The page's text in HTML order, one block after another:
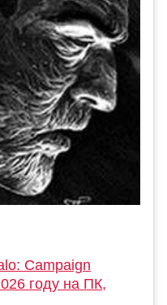
Campaign
году на ПК,